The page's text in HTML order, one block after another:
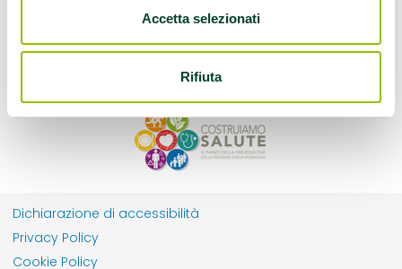
Accetta selezionati
Rifiuta
Dichiarazione di accessibilità
Privacy Policy
Cookie Policy